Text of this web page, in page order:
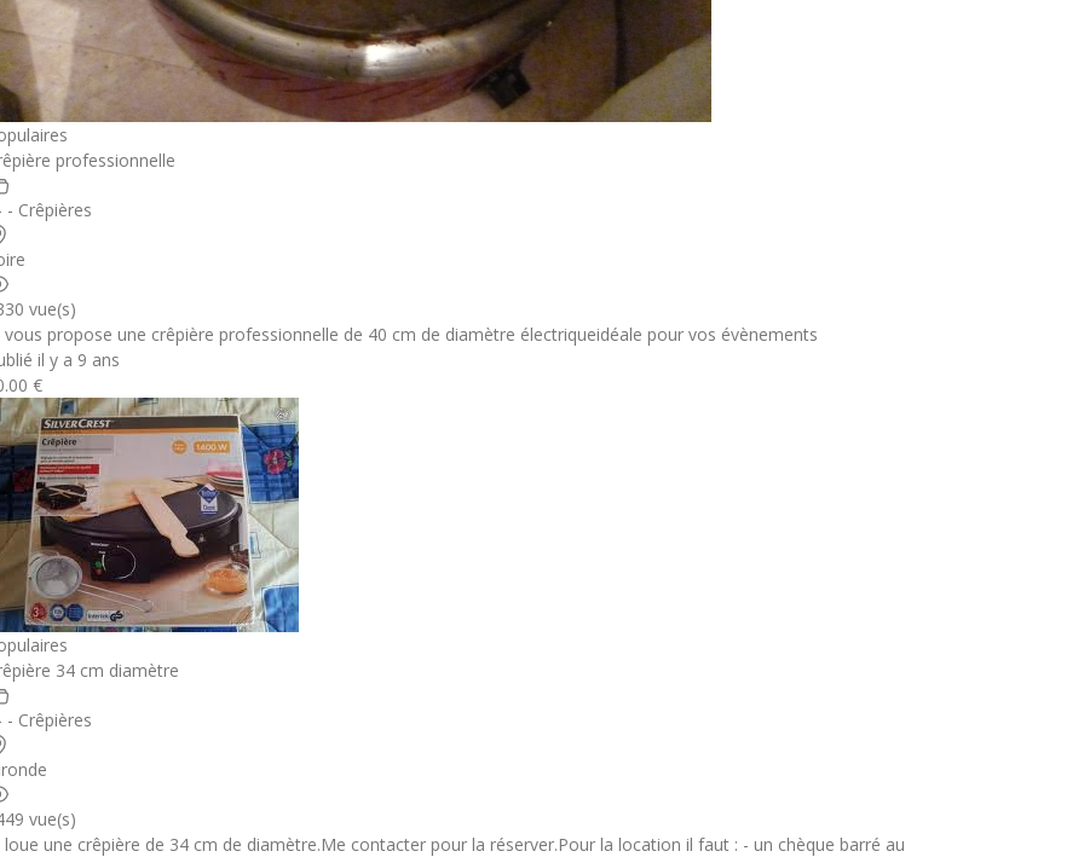
professionnelle
- Crêpières
vue(s)
vous propose une crêpière professionnelle de 40 cm de diamètre électriqueidéale pour vos évènements
il y a 9 ans
€
34 cm diamètre
- Crêpières
vue(s)
loue une crêpière de 34 cm de diamètre.Me contacter pour la réserver.Pour la location il faut : - un chèque barré au